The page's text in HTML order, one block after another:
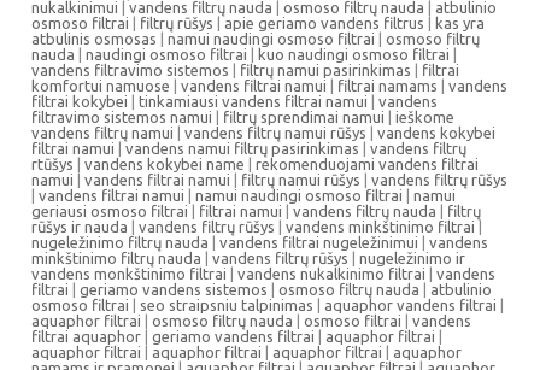
nukalkinimui
vandens filtrų nauda osmoso filtrų nauda
atbulinio
osmoso filtrai
filtrų rūšys apie geriamo vandens filtrus
kas yra
atbulinis osmosas
namui naudingi osmoso filtrai
osmoso filtrų
nauda
naudingi osmoso filtrai kuo naudingi osmoso filtrai
vandens filtravimo sistemos
filtrų namui pasirinkimas
filtrai
komfortui namuose
vandens filtrai namui filtrai namams
vandens
filtrai kokybei
tinkamiausi vandens filtrai namui
vandens
filtravimo sistemos namui
filtrų sprendimai namui
ieškome
vandens filtrų namui
vandens filtrų namui rūšys
vandens kokybei
filtrai namui
vandens namui filtrų pasirinkimas
vandens filtrų
rtūšys
vandens kokybei name
rekomenduojami vandens filtrai
namui
vandens filtrai namui filtrų namui rūšys
vandens filtrų rūšys
vandens filtrai namui namui naudingi osmoso filtrai
namui
geriausi osmoso filtrai
filtrai namui vandens filtrų nauda
filtrų
rūšys ir nauda
vandens filtrų rūšys vandens minkštinimo filtrai
nugeležinimo filtrų nauda
vandens filtrai nugeležinimui
vandens
minkštinimo filtrų nauda
vandens filtrų rūšys
nugeležinimo ir
vandens monkštinimo filtrai
vandens nukalkinimo filtrai
vandens
filtrai
geriamo vandens sistemos osmoso filtrų nauda
atbulinio
osmoso filtrai
seo straipsniu talpinimas aquaphor vandens filtrai
aquaphor filtrai
osmoso filtrų nauda osmoso filtrai
vandens
filtrai aquaphor
geriamo vandens filtrai aquaphor filtrai
aquaphor filtrai
aquaphor filtrai aquaphor filtrai
aquaphor